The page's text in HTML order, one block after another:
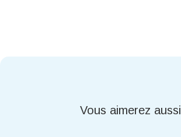
Vous aimerez aussi